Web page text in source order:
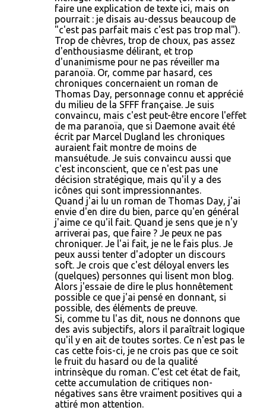
faire une explication de texte ici, mais on
pourrait : je disais au-dessus beaucoup de
"c'est pas parfait mais c'est pas trop mal").
Trop de chèvres, trop de choux, pas assez
d'enthousiasme délirant, et trop
d'unanimisme pour ne pas réveiller ma
paranoïa. Or, comme par hasard, ces
chroniques concernaient un roman de
Thomas Day, personnage connu et apprécié
du milieu de la SFFF française. Je suis
convaincu, mais c'est peut-être encore l'effet
de ma paranoïa, que si Daemone avait été
écrit par Marcel Dugland les chroniques
auraient fait montre de moins de
mansuétude. Je suis convaincu aussi que
c'est inconscient, que ce n'est pas une
décision stratégique, mais qu'il y a des
icônes qui sont impressionnantes.
Quand j'ai lu un roman de Thomas Day, j'ai
envie d'en dire du bien, parce qu'en général
j'aime ce qu'il fait. Quand je sens que je n'y
arriverai pas, que faire ? Je peux ne pas
chroniquer. Je l'ai fait, je ne le fais plus. Je
peux aussi tenter d'adopter un discours
soft. Je crois que c'est déloyal envers les
(quelques) personnes qui lisent mon blog.
Alors j'essaie de dire le plus honnêtement
possible ce que j'ai pensé en donnant, si
possible, des éléments de preuve.
Si, comme tu l'as dit, nous ne donnons que
des avis subjectifs, alors il paraîtrait logique
qu'il y en ait de toutes sortes. Ce n'est pas le
cas cette fois-ci, je ne crois pas que ce soit
le fruit du hasard ou de la qualité
intrinsèque du roman. C'est cet état de fait,
cette accumulation de critiques non-
négatives sans être vraiment positives qui a
attiré mon attention.